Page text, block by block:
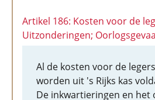
Artikel 186: Kosten voor de
Uitzonderingen;
Al de kosten voor de
worden uit 's Rijks kas
De inkwartieringen en het